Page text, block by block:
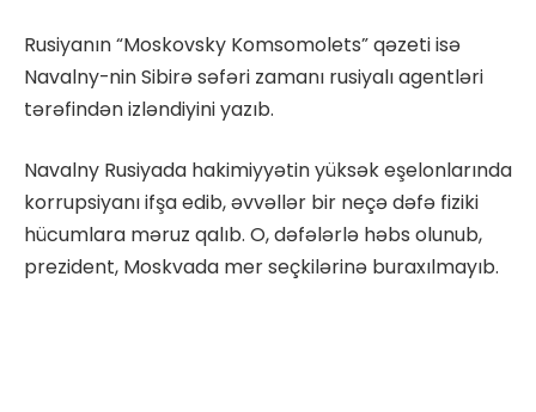
Rusiyanın “Moskovsky Komsomolets” qəzeti isə
Navalny-nin Sibirə səfəri zamanı rusiyalı agentləri
tərəfindən izləndiyini yazıb.
Navalny Rusiyada hakimiyyətin yüksək eşelonlarında
korrupsiyanı ifşa edib, əvvəllər bir neçə dəfə fiziki
hücumlara məruz qalıb. O, dəfələrlə həbs olunub,
prezident, Moskvada mer seçkilərinə buraxılmayıb.